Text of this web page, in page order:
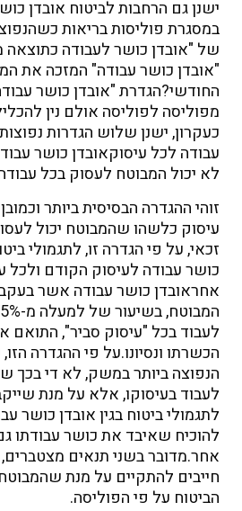
ישנן גם הרחבות לביטוח אובדן
במסגרת פוליסות בריאות
של "אובדן כושר לעבודה כתוצאה
"אובדן כושר עבודה" המזכה את
החודשי?הגדרת "אובדן כושר
מפוליסה לפוליסה אולם נין
כעקרון, ישנן שלוש הגדרות
עבודה לכל עיסוקאובדן כושר
לא יכול המבוטח לעסוק בכל
זוהי ההגדרה הבסיסית ביותר
עיסוק כלשהו שהמבוטח יכול
זכאי, על פי הגדרה זו, לתגמולי
כושר עבודה לעיסוק הקודם ולכל
אחראובדן כושר עבודה אשר
לעבוד בכל "עיסוק סביר", התואם
הכשרתו ונסיונו.על פי ההגדרה
הנפוצה ביותר במשק, לא די בכך
לעבוד בעיסוקו, אלא על מנת
לתגמולי ביטוח בגין אובדן כושר
להוכיח שאיבד את כושר עבודתו
אחר.מדובר בשני תנאים מצטברים,
חייבים להתקיים על מנת
הביטוח על פי הפוליסה.